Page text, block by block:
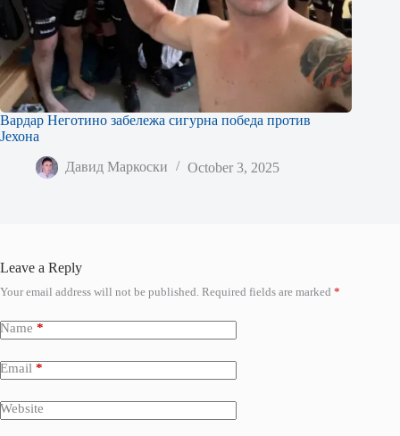
Вардар Неготино забележа сигурна победа против
Јехона
Давид Маркоски October 3, 2025
Leave a Reply
Your email address will not be published. Required fields are marked *
Name *
Email *
Website